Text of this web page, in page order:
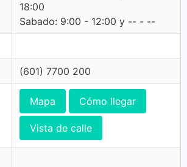
18:00
Sabado: 9:00 - 12:00 y -- - --
(601) 7700 200
Mapa Cómo llegar
Vista de calle